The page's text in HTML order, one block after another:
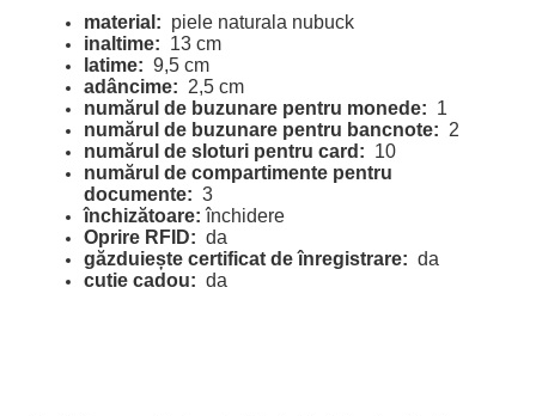
material: piele naturala nubuck
inaltime: 13 cm
latime: 9,5 cm
adâncime: 2,5 cm
numărul de buzunare pentru monede: 1
numărul de buzunare pentru bancnote: 2
numărul de sloturi pentru card: 10
numărul de compartimente pentru
documente: 3
închizătoare: închidere
Oprire RFID: da
găzduiește certificat de înregistrare: da
cutie cadou: da